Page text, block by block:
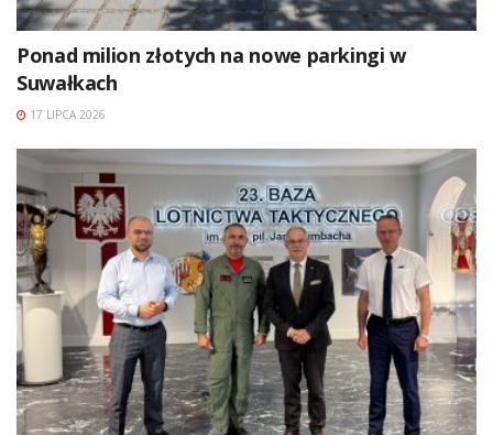
Ponad milion złotych na nowe parkingi w
Suwałkach
17 LIPCA 2026